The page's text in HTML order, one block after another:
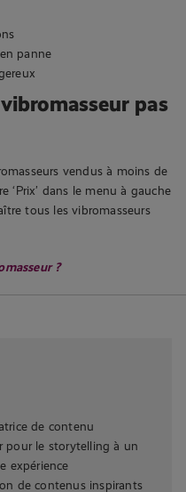
panne
pas
vendus à moins de
‘Prix’ dans le menu à gauche
tous les vibromasseurs
?
de contenu
pour le storytelling à un
expérience
de contenus inspirants